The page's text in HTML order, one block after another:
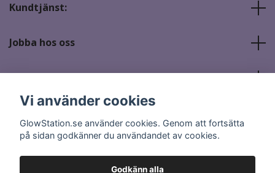
Kundtjänst:
Jobba hos oss
Sociala medier
Vi använder cookies
GlowStation.se använder cookies. Genom att fortsätta
på sidan godkänner du användandet av cookies.
Godkänn alla